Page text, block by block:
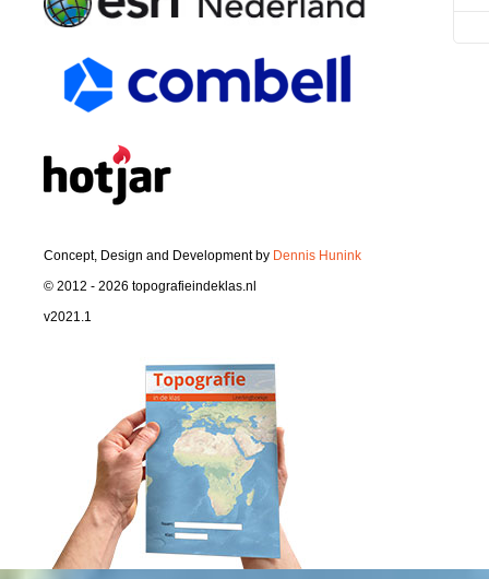
Concept, Design and Development by Dennis Hunink
© 2012 - 2026 topografieindeklas.nl
v2021.1